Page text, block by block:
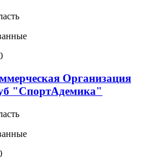
Организация
"СпортАдемика"